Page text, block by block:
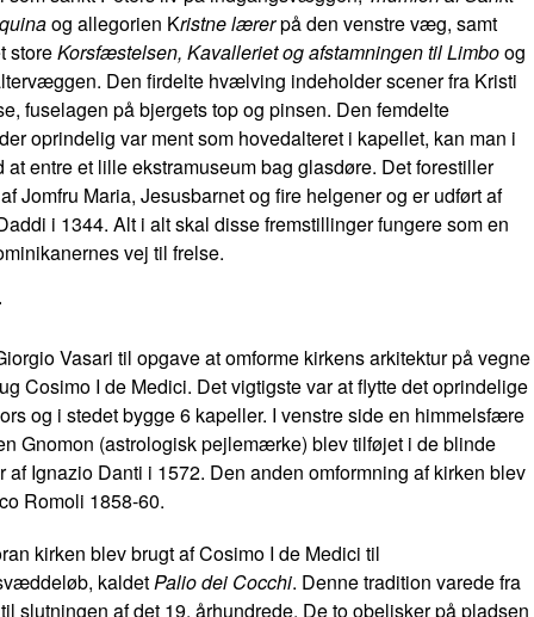
og allegorien Kristne lærerpå den venstre væg, samt
storeKorsfæstelsen, Kavalleriet og afstamningen til Limboog
Den firdelte hvælving indeholder scener fra Kristi
fuselagen på bjergets top og pinsen. Den femdelte
oprindelig var ment som hovedalteret i kapellet, kan man i
at entre et lille ekstramuseum bag glasdøre. Det forestiller
Jomfru Maria, Jesusbarnet og fire helgener og er udført af
i 1344. Alt i alt skal disse fremstillinger fungere som en
vej til frelse.
Vasari til opgave at omforme kirkens arkitektur på vegne
Cosimo I de Medici. Det vigtigste var at flytte det oprindelige
og i stedet bygge 6 kapeller. I venstre side en himmelsfære
Gnomon (astrologisk pejlemærke) blev tilføjet i de blinde
Ignazio Danti i 1572. Den anden omformning af kirken blev
Romoli 1858-60.
kirken blev brugt af Cosimo I de Medici til
kaldetPalio dei Cocchi. Denne tradition varede fra
slutningen af det 19. århundrede. De to obelisker på pladsen